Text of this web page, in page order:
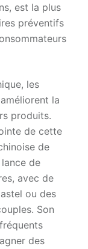
est la plus
préventifs
les
la
produits.
de cette
de
de
avec de
ou des
Son
des